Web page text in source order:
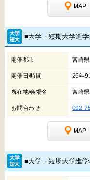
MAP
■大学・短期大学進
開催都市 宮崎
開催日/時間 26年9
所在地/会場名 宮崎
お問合わせ 092-
MAP
■大学・短期大学進